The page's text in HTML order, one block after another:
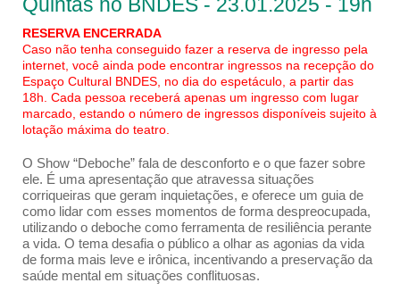
RESERVA ENCERRADA
Caso não tenha conseguido fazer a reserva de ingresso pela
internet, você ainda pode encontrar ingressos na recepção do
Espaço Cultural BNDES, no dia do espetáculo, a partir das
18h. Cada pessoa receberá apenas um ingresso com lugar
marcado, estando o número de ingressos disponíveis sujeito à
lotação máxima do teatro.
O Show “Deboche” fala de desconforto e o que fazer sobre
ele. É uma apresentação que atravessa situações
corriqueiras que geram inquietações, e oferece um guia de
como lidar com esses momentos de forma despreocupada,
utilizando o deboche como ferramenta de resiliência perante
a vida. O tema desafia o público a olhar as agonias da vida
de forma mais leve e irônica, incentivando a preservação da
saúde mental em situações conflituosas.